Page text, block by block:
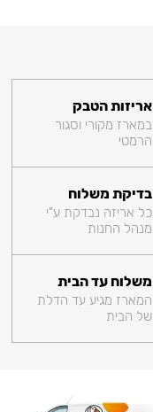
אריזות הטבק
במארז מקורי וסגור
הרמטי
בדיקת משלוח
כל אריזה נבדקת ע"י
מנהל החנות
משלוח עד הבית
המארז מגיע עד הדלת
של הבית